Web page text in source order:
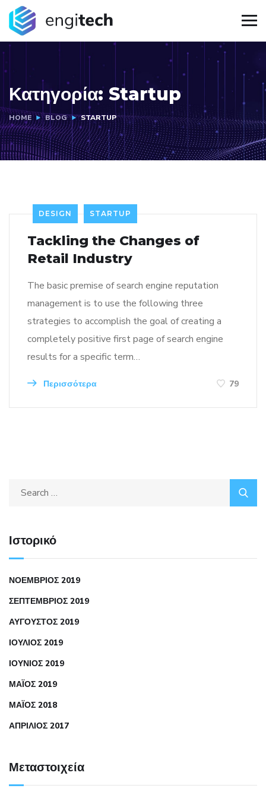
Κατηγορία: Startup
HOME BLOG STARTUP
DESIGN STARTUP
Tackling the Changes of
Retail Industry
The basic premise of search engine reputation
management is to use the following three
strategies to accomplish the goal of creating a
completely positive first page of search engine
results for a specific term…
Περισσότερα 79
Ιστορικό
ΝΟΈΜΒΡΙΟΣ 2019
ΣΕΠΤΈΜΒΡΙΟΣ 2019
ΑΎΓΟΥΣΤΟΣ 2019
ΙΟΎΛΙΟΣ 2019
ΙΟΎΝΙΟΣ 2019
ΜΆΙΟΣ 2019
ΜΆΙΟΣ 2018
ΑΠΡΊΛΙΟΣ 2017
Μεταστοιχεία